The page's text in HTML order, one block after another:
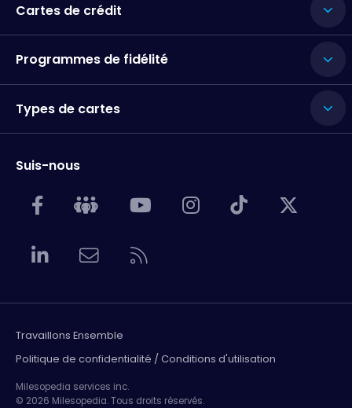
Cartes de crédit
Programmes de fidélité
Types de cartes
Suis-nous
Travaillons Ensemble
Politique de confidentialité / Conditions d'utilisation
Milesopedia services inc.
© 2026 Milesopedia. Tous droits réservés.